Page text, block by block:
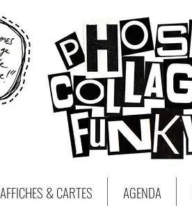
AFFICHES & CARTES AGENDA